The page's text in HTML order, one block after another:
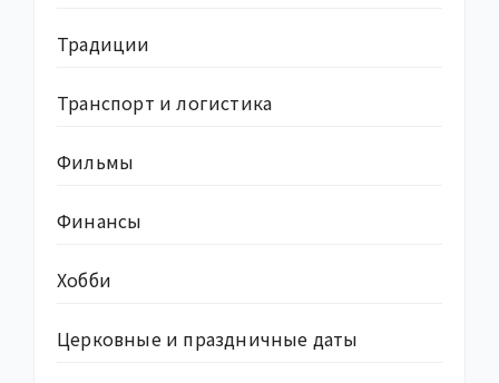
Традиции
Транспорт и логистика
Фильмы
Финансы
Хобби
Церковные и праздничные даты